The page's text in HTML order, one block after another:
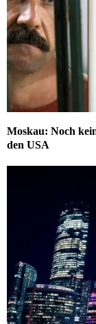
Moskau: Noch
den USA